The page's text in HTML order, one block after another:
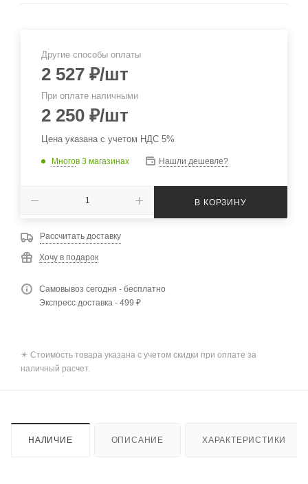
Другие способы оплаты
2 527 ₽/шт
При оплате наличными
2 250 ₽/шт
Цена указана с учетом НДС 5%
Многов 3 магазинах Нашли дешевле?
В КОРЗИНУ
Рассчитать доставку
Хочу в подарок
Самовывоз сегодня - бесплатно
Экспресс доставка - 499 ₽
✴️ Стоимость товара указана с учетом скидки при оплате за
наличный расчет.
НАЛИЧИЕ ОПИСАНИЕ ХАРАКТЕРИСТИКИ